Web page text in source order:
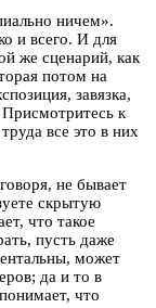
ничем».
и всего. И для
же сценарий, как
потом на
завязка,
к
все это в них
не бывает
скрытую
что такое
пусть даже
может
да и то в
что